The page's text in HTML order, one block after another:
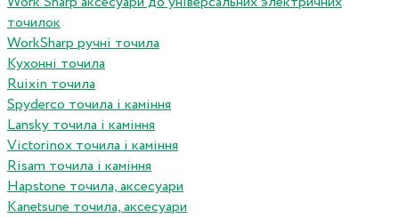
точилок
WorkSharp ручні точила
Кухонні точила
Ruixin точила
Spyderco точила і каміння
Lansky точила і каміння
Victorinox точила і каміння
Risam точила і каміння
Hapstone точила, аксесуари
Kanetsune точила, аксесуари